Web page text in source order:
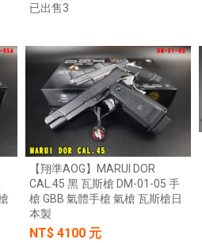
已出售3
加入購物車
【翔準AOG】MARUI DOR
CAL.45 黑 瓦斯槍 DM-01-05 手
槍 GBB 氣體手槍 氣槍 瓦斯槍日
本製
NT$ 4100 元